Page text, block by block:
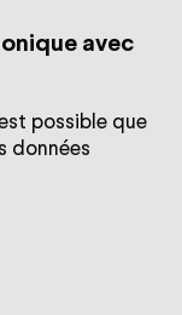
avec
possible que
données